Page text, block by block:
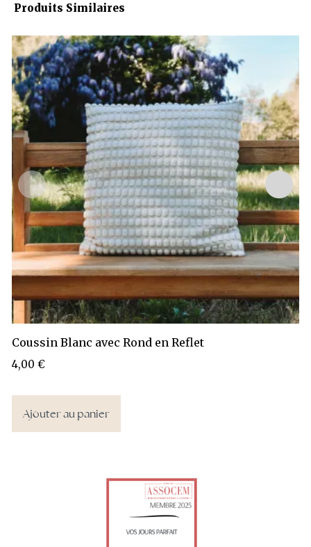
Produits Similaires
Coussin Blanc avec Rond en Reflet
4,00€
Ajouter au panier